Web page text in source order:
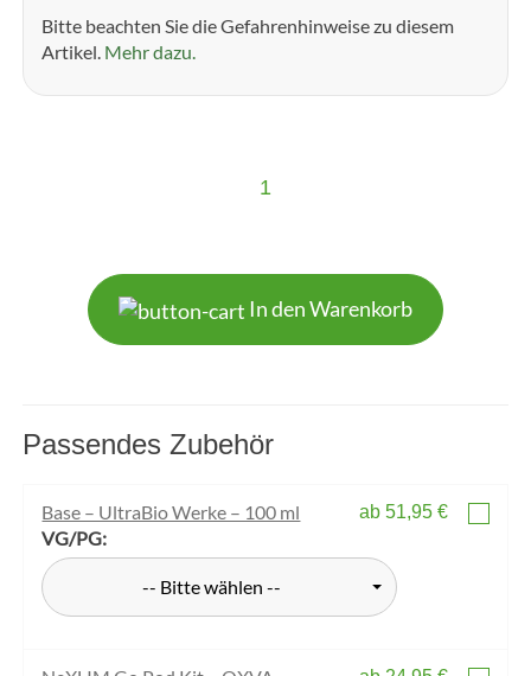
Bitte beachten Sie die Gefahrenhinweise zu diesem
Artikel. Mehr dazu.
1
In den Warenkorb
Passendes Zubehör
Base – UltraBio Werke – 100 ml ab 51,95 €
VG/PG:
-- Bitte wählen --